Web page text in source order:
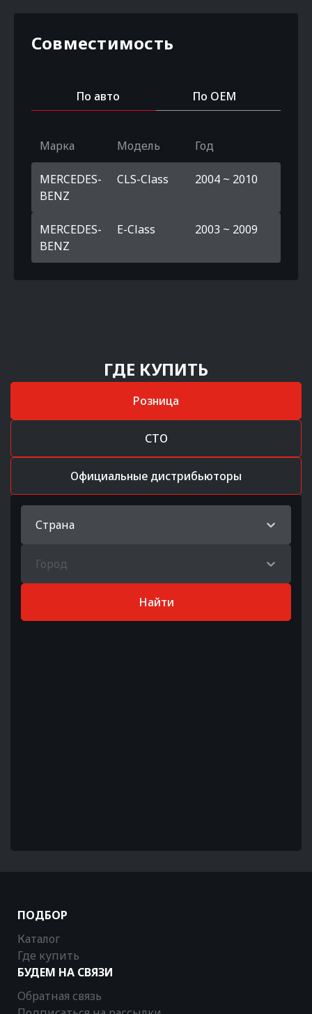
Совместимость
По авто По OEM
Марка Модель Год
MERCEDES-
BENZ
CLS-Class 2004 ~ 2010
MERCEDES-
BENZ
E-Class 2003 ~ 2009
ГДЕ КУПИТЬ
Розница
СТО
Официальные дистрибьюторы
Страна
Город
Найти
ПОДБОР
Каталог
Где купить
БУДЕМ НА СВЯЗИ
Обратная связь